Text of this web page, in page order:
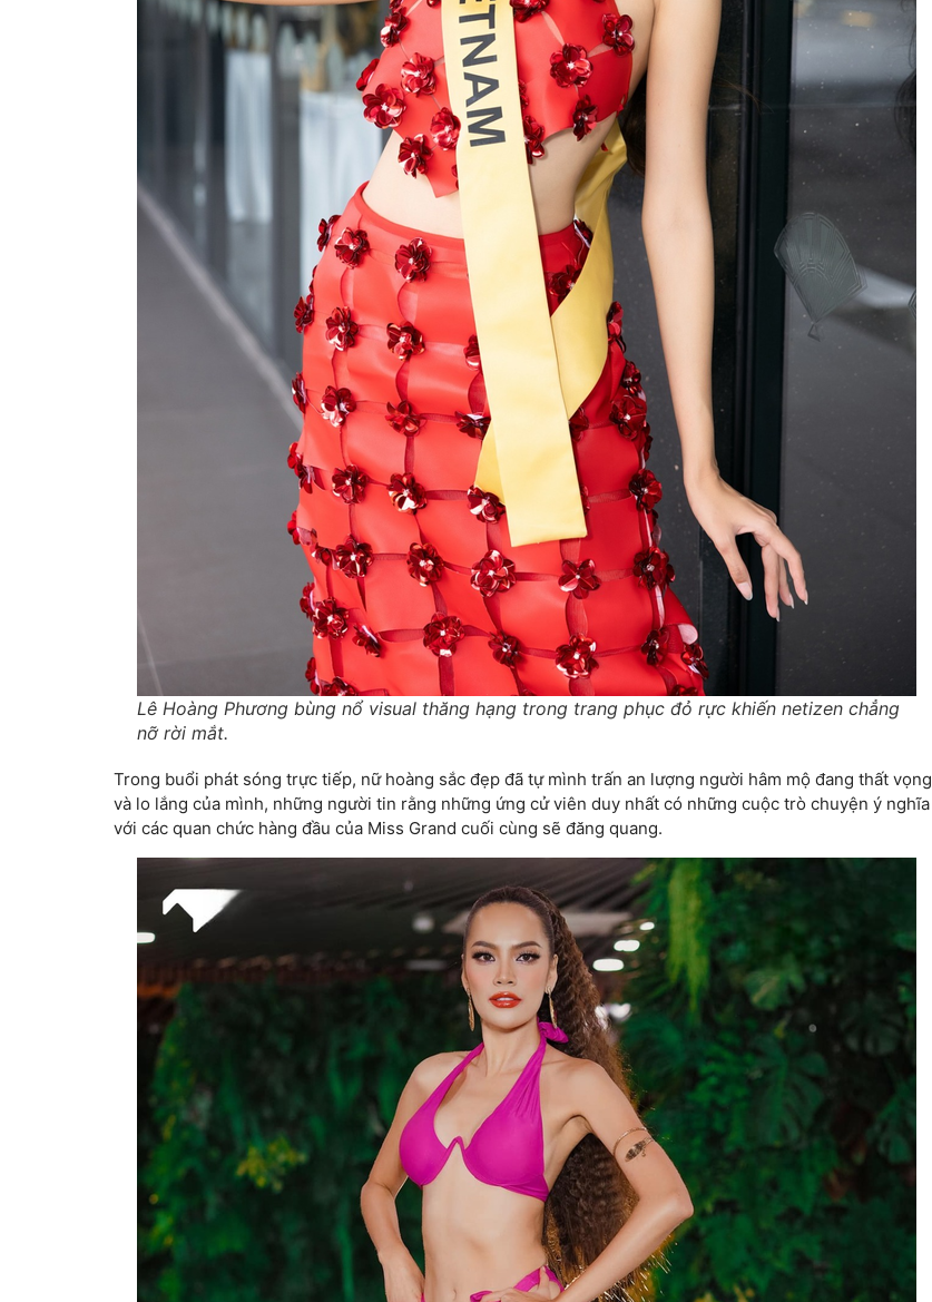
Lê Hoàng Phương bùng nổ visual thăng hạng trong trang phục đỏ rực khiến netizen chẳng
nỡ rời mắt.
Trong buổi phát sóng trực tiếp, nữ hoàng sắc đẹp đã tự mình trấn an lượng người hâm mộ đang thất vọng
và lo lắng của mình, những người tin rằng những ứng cử viên duy nhất có những cuộc trò chuyện ý nghĩa
với các quan chức hàng đầu của Miss Grand cuối cùng sẽ đăng quang.